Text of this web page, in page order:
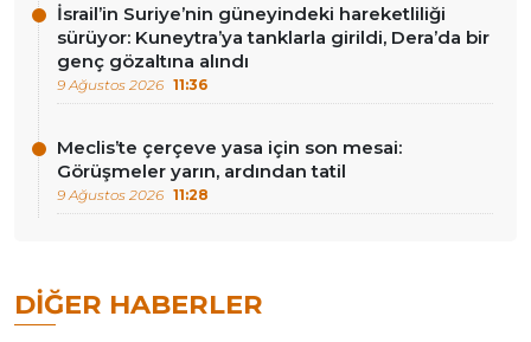
İsrail’in Suriye’nin güneyindeki hareketliliği
sürüyor: Kuneytra’ya tanklarla girildi, Dera’da bir
genç gözaltına alındı
9 Ağustos 2026 11:36
Meclis’te çerçeve yasa için son mesai:
Görüşmeler yarın, ardından tatil
9 Ağustos 2026 11:28
DIĞER HABERLER